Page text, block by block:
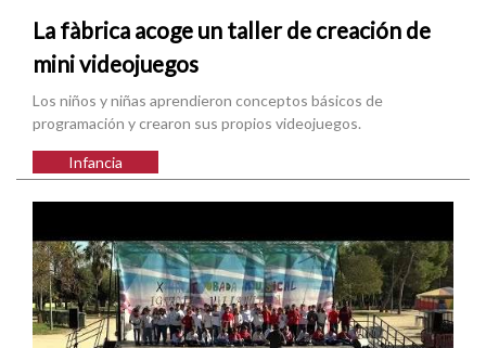
La fàbrica acoge un taller de creación de
mini videojuegos
Los niños y niñas aprendieron conceptos básicos de
programación y crearon sus propios videojuegos.
Infancia